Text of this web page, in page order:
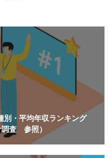
別・平均年収ランキング
調査 参照）